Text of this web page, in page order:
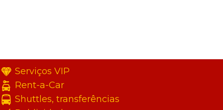
Serviços VIP
Rent-a-Car
Shuttles, transferências